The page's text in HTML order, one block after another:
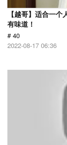
【越哥】适合一
有味道！
# 40
2022-08-17 06:36